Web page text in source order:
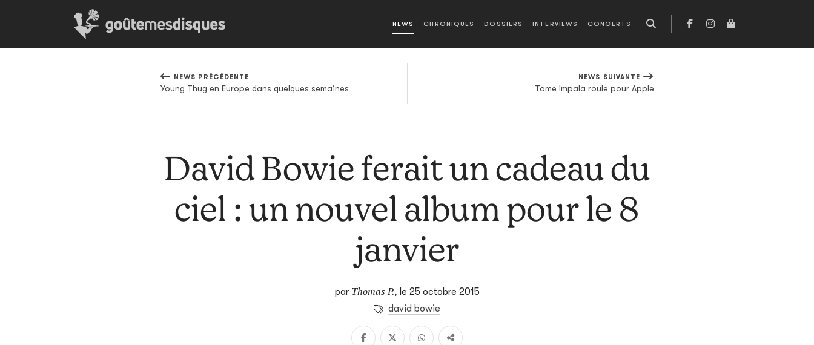
NEWS CHRONIQUES DOSSIERS INTERVIEWS CONCERTS
NEWS PRÉCÉDENTE
Young Thug en Europe dans quelques semaines
NEWS SUIVANTE
Tame Impala roule pour Apple
David Bowie ferait un cadeau du
ciel : un nouvel album pour le 8
janvier
par Thomas P., le 25 octobre 2015
david bowie